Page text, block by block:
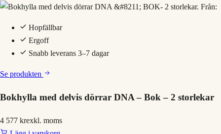
Hopfällbar
Ergoff
Snabb leverans 3–7 dagar
Se produkten
Bokhylla med delvis dörrar DNA – Bok – 2 storlekar
4 577 krexkl. moms